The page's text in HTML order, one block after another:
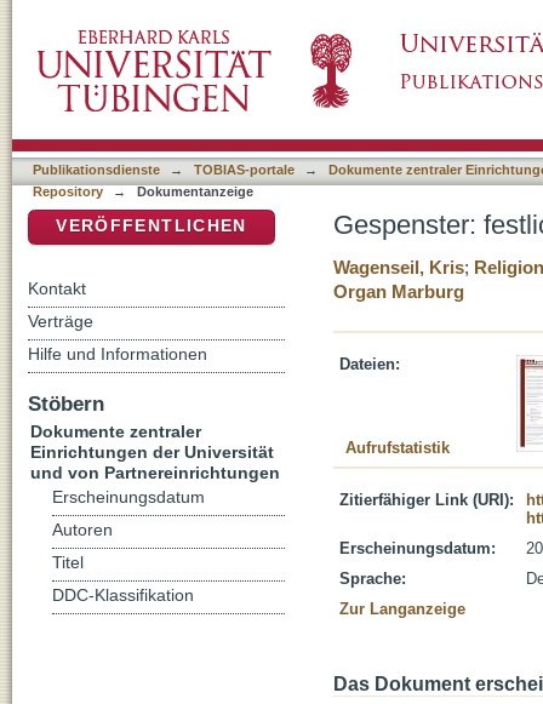
Publikationsdienste → TOBIAS-portale →
Dokumente zentraler
Repository
→ Dokumentanzeige
Gespenster:
Wagenseil, Kris;
Organ Marburg
Dateien:
Aufrufstatistik
Zitierfähiger Link (URI):
Erscheinungsdatum:
Sprache:
Zur Langanzeige
Das Dokument
VERÖFFENTLICHEN
Kontakt
Verträge
Hilfe und Informationen
Stöbern
Dokumente zentraler
Einrichtungen der Universität
und von Partnereinrichtungen
Erscheinungsdatum
Autoren
Titel
DDC-Klassifikation